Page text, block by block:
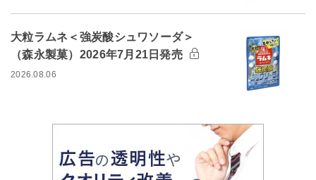
大粒ラムネ＜強炭酸シュワソーダ＞
（森永製菓）2026年7月21日発売
2026.08.06